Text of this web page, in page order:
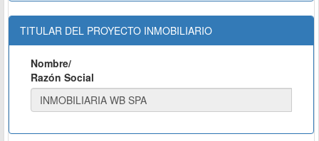
TITULAR DEL PROYECTO INMOBILIARIO
Nombre/
Razón Social